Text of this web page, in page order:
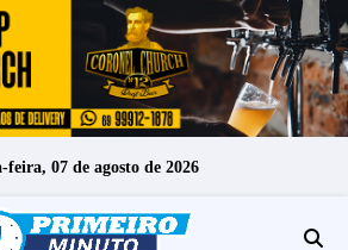
feira, 07 de agosto de 2026